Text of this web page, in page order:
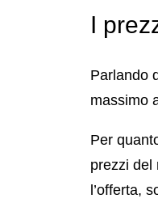
I
Parlando
massimo
Per
prezzi del
l’offerta,